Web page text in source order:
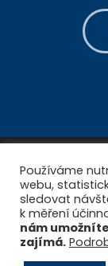
©
Používáme
webu,
sledovat
k měření
nám
zajímá.